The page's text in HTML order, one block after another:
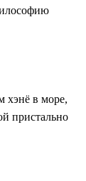
хэнё в море,
пристально